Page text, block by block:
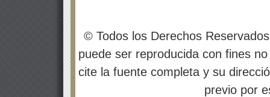
© Todos los Derechos
puede ser reproducida con fines
cite la fuente completa y su
previo por